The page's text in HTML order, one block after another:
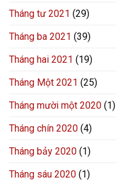
Tháng tư 2021 (29)
Tháng ba 2021 (39)
Tháng hai 2021 (19)
Tháng Một 2021 (25)
Tháng mười một 2020 (1)
Tháng chín 2020 (4)
Tháng bảy 2020 (1)
Tháng sáu 2020 (1)